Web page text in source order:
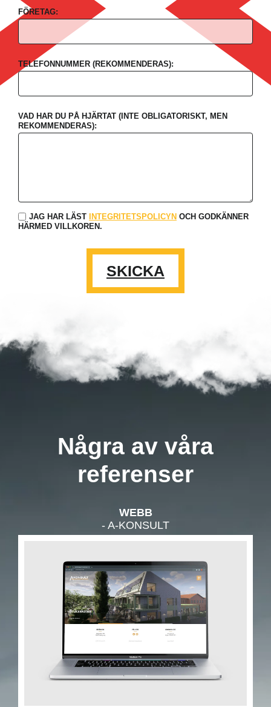
FÖRETAG:
TELEFONNUMMER (REKOMMENDERAS):
VAD HAR DU PÅ HJÄRTAT (INTE OBLIGATORISKT, MEN
REKOMMENDERAS):
JAG HAR LÄST INTEGRITETSPOLICYN OCH GODKÄNNER
HÄRMED VILLKOREN.
Några av våra
referenser
WEBB
- A-KONSULT